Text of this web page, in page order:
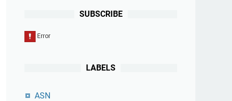
SUBSCRIBE
LABELS
ASN